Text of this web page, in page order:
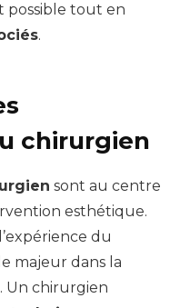
possible tout en
.
chirurgien
sont au centre
esthétique.
du
majeur dans la
Un chirurgien